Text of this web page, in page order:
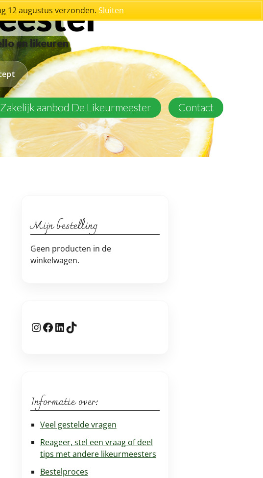
en likeuren
Zakelijk aanbod De Likeurmeester Contact
Mijn bestelling
Geen producten in de
winkelwagen.
Instagram
Facebook
LinkedIn
TikTok
Informatie over:
Veel gestelde vragen
Reageer, stel een vraag of deel
tips met andere likeurmeesters
Bestelproces
12 augustus verzonden. Sluiten